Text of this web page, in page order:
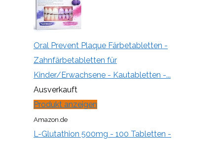
Oral Prevent Plaque Färbetabletten -
Zahnfärbetabletten für
Kinder/Erwachsene - Kautabletten -...
Ausverkauft
Produkt anzeigen
Amazon.de
L-Glutathion 500mg - 100 Tabletten -